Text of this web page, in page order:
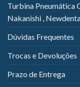
Turbina Pneumática
Nakanishi ,
Dúvidas Frequentes
Trocas e Devoluções
Prazo de Entrega